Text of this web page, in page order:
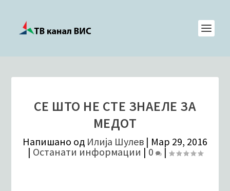
СЕ ШТО НЕ СТЕ ЗНАЕЛЕ ЗА
МЕДОТ
Напишано од Илија Шулев | Мар 29, 2016
| Останати информации |0 |